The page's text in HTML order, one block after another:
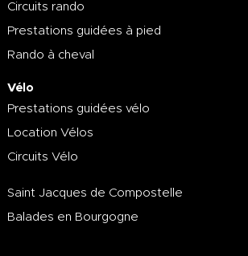
Circuits rando
Prestations guidées à pied
Rando à cheval
Vélo
Prestations guidées vélo
Location Vélos
Circuits Vélo
Saint Jacques de Compostelle
Balades en Bourgogne